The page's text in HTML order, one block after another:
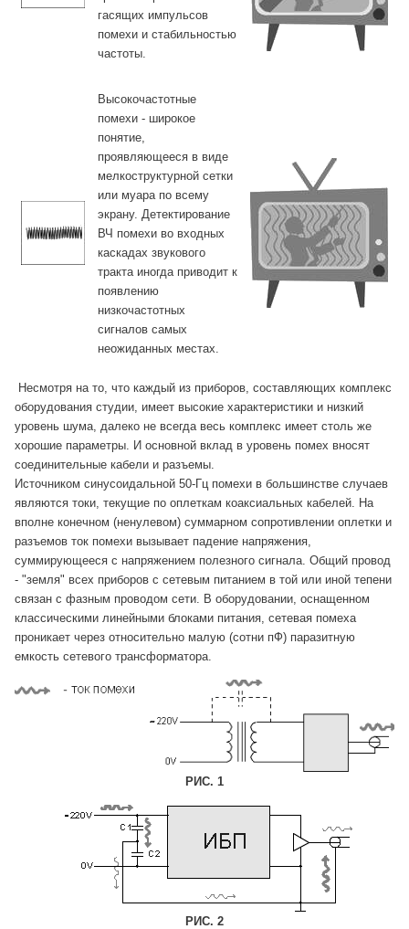
гасящих импульсов
помехи и стабильностью
частоты.
Высокочастотные
помехи - широкое
понятие,
проявляющееся в виде
мелкоструктурной сетки
или муара по всему
экрану. Детектирование
ВЧ помехи во входных
каскадах звукового
тракта иногда приводит к
появлению
низкочастотных
сигналов самых
неожиданных местах.
Несмотря на то, что каждый из приборов, составляющих комплекс
оборудования студии, имеет высокие характеристики и низкий
уровень шума, далеко не всегда весь комплекс имеет столь же
хорошие параметры. И основной вклад в уровень помех вносят
соединительные кабели и разъемы.
Источником синусоидальной 50-Гц помехи в большинстве случаев
являются токи, текущие по оплеткам коаксиальных кабелей. На
вполне конечном (ненулевом) суммарном сопротивлении оплетки и
разъемов ток помехи вызывает падение напряжения,
суммирующееся с напряжением полезного сигнала. Общий провод
- "земля" всех приборов с сетевым питанием в той или иной тепени
связан с фазным проводом сети. В оборудовании, оснащенном
классическими линейными блоками питания, сетевая помеха
проникает через относительно малую (сотни пФ) паразитную
емкость сетевого трансформатора.
РИС. 1
РИС. 2